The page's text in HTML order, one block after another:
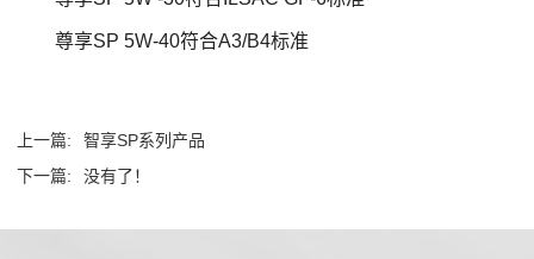
尊享SP5W-40符合A3/B4标准
上一篇:
智享SP系列产品
下一篇:
没有了！